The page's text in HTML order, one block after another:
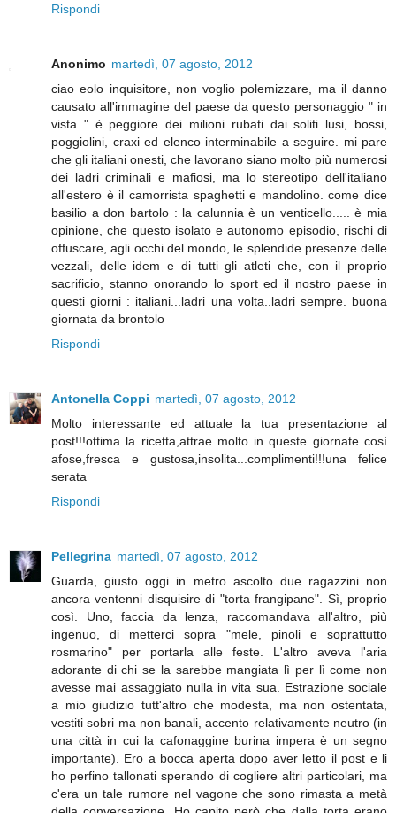
Rispondi
Anonimo martedì, 07 agosto, 2012
ciao eolo inquisitore, non voglio polemizzare, ma il danno
causato all'immagine del paese da questo personaggio " in
vista " è peggiore dei milioni rubati dai soliti lusi, bossi,
poggiolini, craxi ed elenco interminabile a seguire. mi pare
che gli italiani onesti, che lavorano siano molto più numerosi
dei ladri criminali e mafiosi, ma lo stereotipo dell'italiano
all'estero è il camorrista spaghetti e mandolino. come dice
basilio a don bartolo : la calunnia è un venticello..... è mia
opinione, che questo isolato e autonomo episodio, rischi di
offuscare, agli occhi del mondo, le splendide presenze delle
vezzali, delle idem e di tutti gli atleti che, con il proprio
sacrificio, stanno onorando lo sport ed il nostro paese in
questi giorni : italiani...ladri una volta..ladri sempre. buona
giornata da brontolo
Rispondi
Antonella Coppi martedì, 07 agosto, 2012
Molto interessante ed attuale la tua presentazione al
post!!!ottima la ricetta,attrae molto in queste giornate così
afose,fresca e gustosa,insolita...complimenti!!!una felice
serata
Rispondi
Pellegrina martedì, 07 agosto, 2012
Guarda, giusto oggi in metro ascolto due ragazzini non
ancora ventenni disquisire di "torta frangipane". Sì, proprio
così. Uno, faccia da lenza, raccomandava all'altro, più
ingenuo, di metterci sopra "mele, pinoli e soprattutto
rosmarino" per portarla alle feste. L'altro aveva l'aria
adorante di chi se la sarebbe mangiata lì per lì come non
avesse mai assaggiato nulla in vita sua. Estrazione sociale
a mio giudizio tutt'altro che modesta, ma non ostentata,
vestiti sobri ma non banali, accento relativamente neutro (in
una città in cui la cafonaggine burina impera è un segno
importante). Ero a bocca aperta dopo aver letto il post e li
ho perfino tallonati sperando di cogliere altri particolari, ma
c'era un tale rumore nel vagone che sono rimasta a metà